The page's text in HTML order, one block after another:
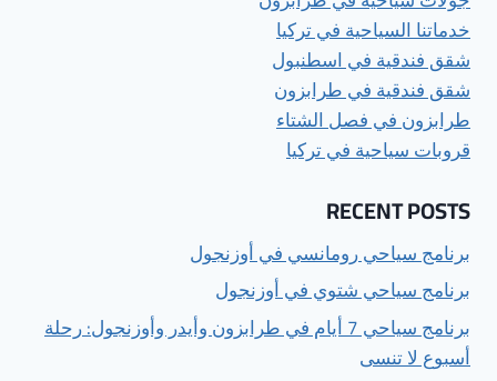
خدماتنا السياحية في تركيا
شقق فندقية في اسطنبول
شقق فندقية في طرابزون
طرابزون في فصل الشتاء
قروبات سياحية في تركيا
RECENT POSTS
برنامج سياحي رومانسي في أوزنجول
برنامج سياحي شتوي في أوزنجول
برنامج سياحي 7 أيام في طرابزون وأيدر وأوزنجول: رحلة
أسبوع لا تنسى